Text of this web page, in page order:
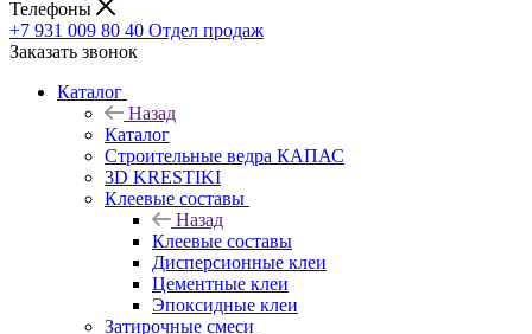
Телефоны
+7 931 009 80 40 Отдел продаж
Заказать звонок
Каталог
Назад
Каталог
Строительные ведра КАПАС
3D KRESTIKI
Клеевые составы
Назад
Клеевые составы
Дисперсионные клеи
Цементные клеи
Эпоксидные клеи
Затирочные смеси